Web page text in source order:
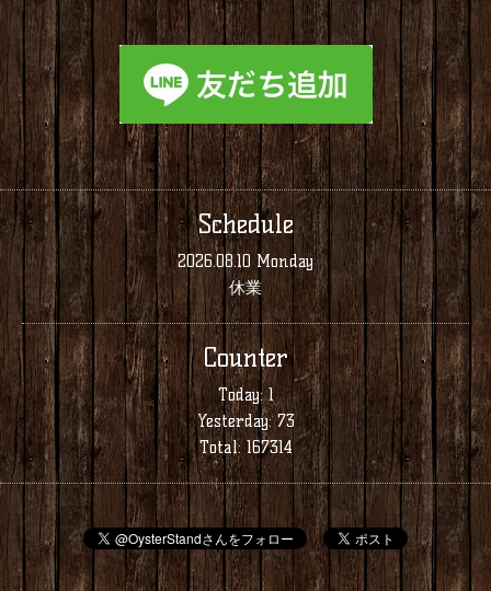
Schedule
2026.08.10 Monday
休業
Counter
Today:1
Yesterday:73
Total:167314